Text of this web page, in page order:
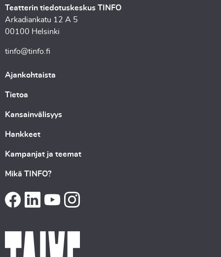
Teatterin tiedotuskeskus TINFO
Arkadiankatu 12 A 5
00100 Helsinki
tinfo@tinfo.fi
Ajankohtaista
Tietoa
Kansainvälisyys
Hankkeet
Kampanjat ja teemat
Mikä TINFO?